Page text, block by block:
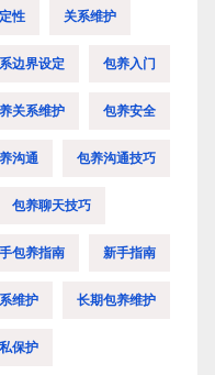
性 关系维护
边界设定 包养入门
关系维护 包养安全
沟通 包养沟通技巧
包养聊天技巧
包养指南 新手指南
维护 长期包养维护
保护